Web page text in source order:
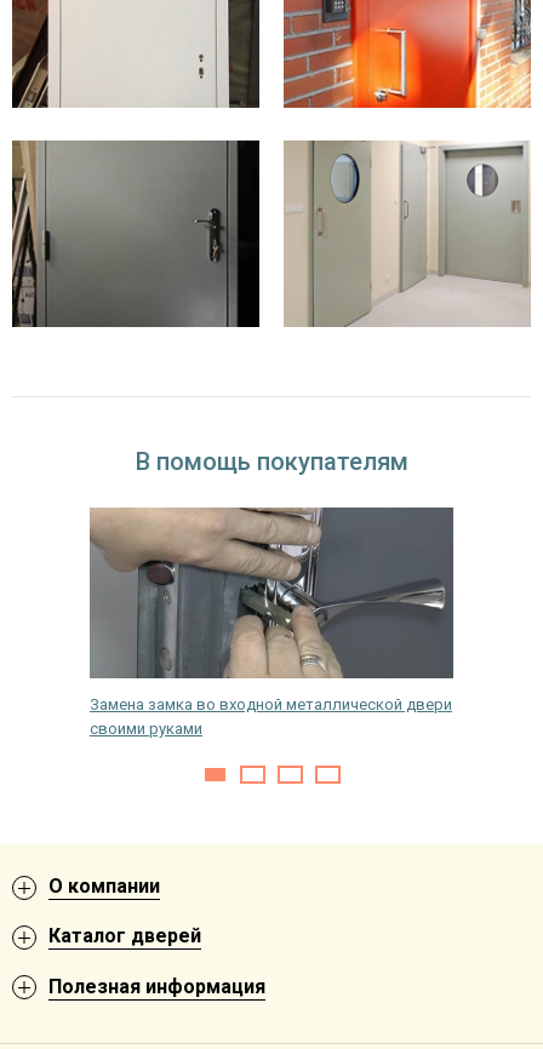
В помощь покупателям
Замена замка во входной металлической двери
своими руками
О компании
Каталог дверей
Полезная информация